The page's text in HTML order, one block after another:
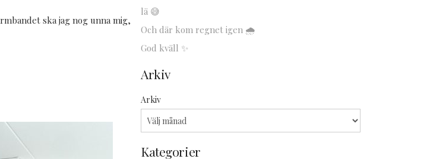
ska jag nog unna mig,
lä 😅
Och där kom regnet igen 🌧️
God kväll ✨
Arkiv
Arkiv
Kategorier